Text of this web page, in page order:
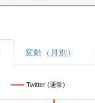
変動（月別）
Twitter (通常)